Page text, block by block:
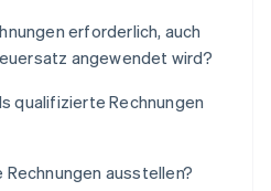
erforderlich, auch
angewendet wird?
qualifizierte Rechnungen
ausstellen?